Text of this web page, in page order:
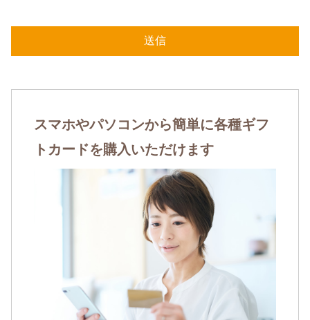
スマホやパソコンから簡単に各種ギフ
トカードを購入いただけます